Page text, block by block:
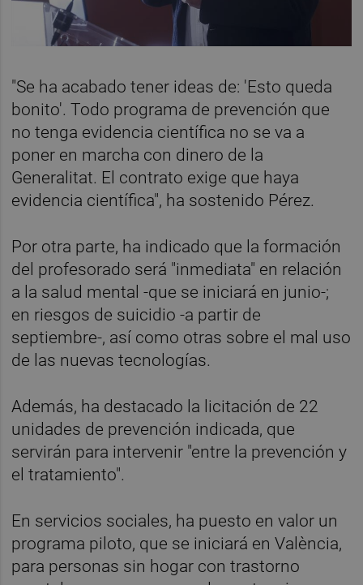
"Se ha acabado tener ideas de: 'Esto queda
bonito'. Todo programa de prevención que
no tenga evidencia científica no se va a
poner en marcha con dinero de la
Generalitat. El contrato exige que haya
evidencia científica", ha sostenido Pérez.
Por otra parte, ha indicado que la formación
del profesorado será "inmediata" en relación
a la salud mental -que se iniciará en junio-;
en riesgos de suicidio -a partir de
septiembre-, así como otras sobre el mal uso
de las nuevas tecnologías.
Además, ha destacado la licitación de 22
unidades de prevención indicada, que
servirán para intervenir "entre la prevención y
el tratamiento".
En servicios sociales, ha puesto en valor un
programa piloto, que se iniciará en València,
para personas sin hogar con trastorno